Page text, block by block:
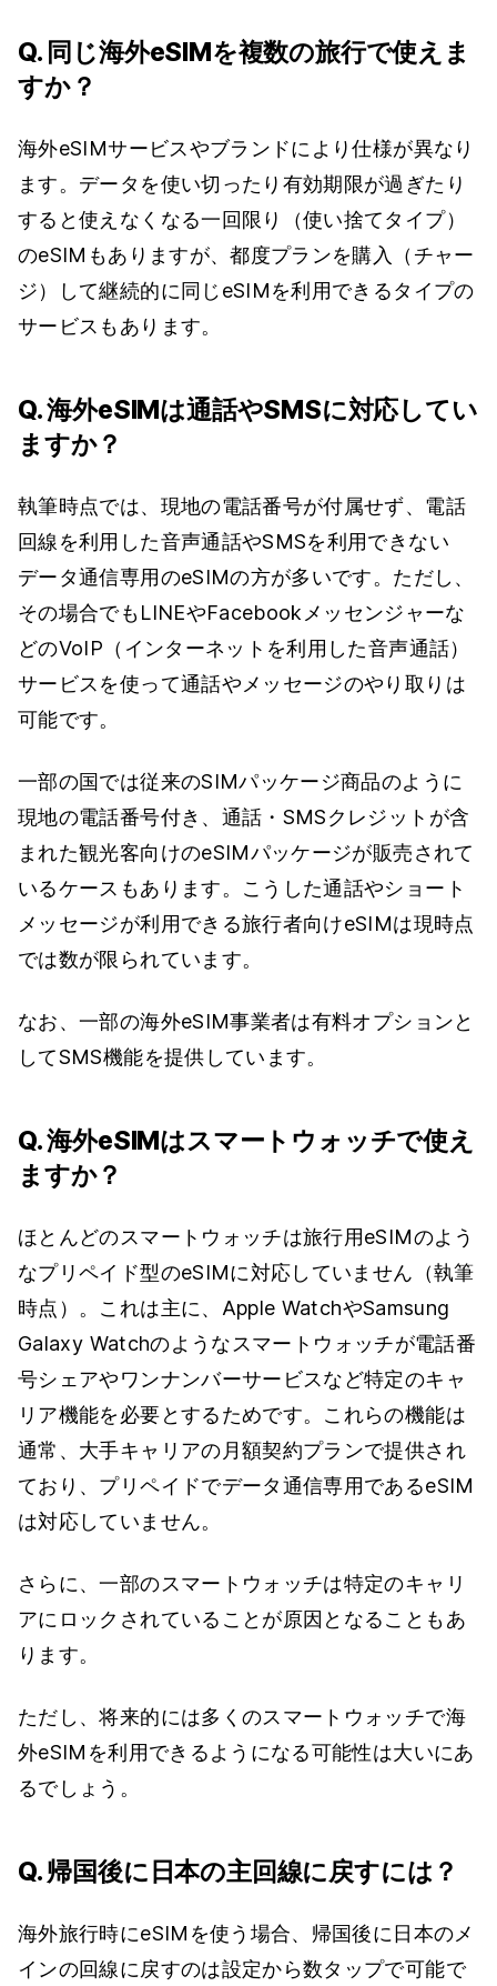
Q. 同じ海外eSIMを複数の旅行で使えま
すか？
海外eSIMサービスやブランドにより仕様が異なり
ます。データを使い切ったり有効期限が過ぎたり
すると使えなくなる一回限り（使い捨てタイプ）
のeSIMもありますが、都度プランを購入（チャー
ジ）して継続的に同じeSIMを利用できるタイプの
サービスもあります。
Q. 海外eSIMは通話やSMSに対応してい
ますか？
執筆時点では、現地の電話番号が付属せず、電話
回線を利用した音声通話やSMSを利用できない
データ通信専用のeSIMの方が多いです。ただし、
その場合でもLINEやFacebookメッセンジャーな
どのVoIP（インターネットを利用した音声通話）
サービスを使って通話やメッセージのやり取りは
可能です。
一部の国では従来のSIMパッケージ商品のように
現地の電話番号付き、通話・SMSクレジットが含
まれた観光客向けのeSIMパッケージが販売されて
いるケースもあります。こうした通話やショート
メッセージが利用できる旅行者向けeSIMは現時点
では数が限られています。
なお、一部の海外eSIM事業者は有料オプションと
してSMS機能を提供しています。
Q. 海外eSIMはスマートウォッチで使え
ますか？
ほとんどのスマートウォッチは旅行用eSIMのよう
なプリペイド型のeSIMに対応していません（執筆
時点）。これは主に、Apple WatchやSamsung
Galaxy Watchのようなスマートウォッチが電話番
号シェアやワンナンバーサービスなど特定のキャ
リア機能を必要とするためです。これらの機能は
通常、大手キャリアの月額契約プランで提供され
ており、プリペイドでデータ通信専用であるeSIM
は対応していません。
さらに、一部のスマートウォッチは特定のキャリ
アにロックされていることが原因となることもあ
ります。
ただし、将来的には多くのスマートウォッチで海
外eSIMを利用できるようになる可能性は大いにあ
るでしょう。
Q. 帰国後に日本の主回線に戻すには？
海外旅行時にeSIMを使う場合、帰国後に日本のメ
インの回線に戻すのは設定から数タップで可能で